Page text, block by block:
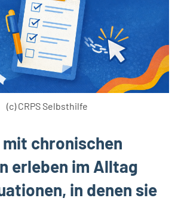
(c) CRPS Selbsthilfe
mit chronischen
erleben im Alltag
in denen sie